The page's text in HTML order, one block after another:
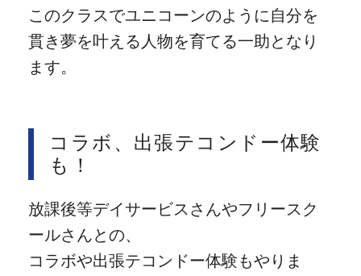
このクラスでユニコーンのように自分を
貫き夢を叶える人物を育てる一助となり
ます。
コラボ、出張テコンドー体験
も！
放課後等デイサービスさんやフリースク
ールさんとの、
コラボや出張テコンドー体験もやりま